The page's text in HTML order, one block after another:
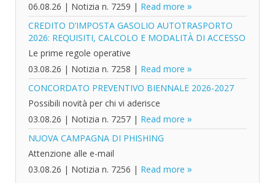
06.08.26 | Notizia n. 7259 | Read more
CREDITO D’IMPOSTA GASOLIO AUTOTRASPORTO
2026: REQUISITI, CALCOLO E MODALITÀ DI ACCESSO
Le prime regole operative
03.08.26 | Notizia n. 7258 | Read more
CONCORDATO PREVENTIVO BIENNALE 2026-2027
Possibili novità per chi vi aderisce
03.08.26 | Notizia n. 7257 | Read more
NUOVA CAMPAGNA DI PHISHING
Attenzione alle e-mail
03.08.26 | Notizia n. 7256 | Read more